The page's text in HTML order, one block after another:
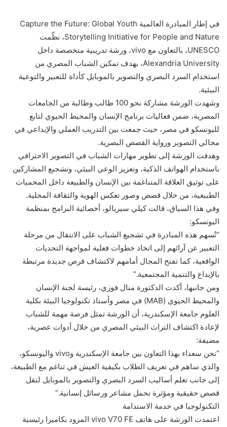
في إطار المبادرة العالمية Capture the Future: Global Youth
Storytelling Initiative for People and Nature، نظّمت
UNESCO، بالتعاون مع vivo، ورشة تدريبية متخصصة داخل
Alexandria University، بهدف تمكين الشباب المصري من
استخدام السرد البصري والتصوير بالموبايل كأداة للتعبير والتوعية
البيئية.
وشهدت الورشة مشاركة نحو 100 طالب وطالبة من الجامعات
المصرية، ضمن فعاليات برنامج الإنسان والمحيط الحيوي لتابع
لليونسكو في مصر، حيث جمعت بين التدريب العملي والإبداعي في
مجالي التصوير ورواية القصص البصرية.
وهدفت الورشة إلى تطوير مهارات الشباب في التصوير الاحترافي
باستخدام الهواتف الذكية، وتعزيز الوعي البيئي، وتشجيع المشاركين
على توثيق العلاقة المتناغمة بين الإنسان والطبيعة داخل المحميات
الطبيعية، من خلال قصص وصور تعكس الهوية والثقافة المحلية.
وفي هذا السياق، قالت كيلي سيريالو، أخصائية البرامج بمنظمة
اليونسكو:
“تُسهم هذه المبادرة في تشجيع الشباب على الانتقال من مرحلة
التعبير عن آرائهم إلى اتخاذ خطوات فعلية لمواجهة التحديات
الواقعية، كما تفتح المجال أمامهم لاكتشاف فرص جديدة مرتبطة
بالإبداع والتنمية المجتمعية.”
ومن جانبها، أكدت الدكتورة منال فوزي، رئيسة لجنة الإنسان
والمحيط الحيوي (MAB) في مصر وأستاذ تكنولوجيا البيئة بكلية
العلوم جامعة الإسكندرية، أن الورشة تمثل فرصة مهمة للشباب
لإعادة اكتشاف التراث البيئي المصري من خلال أدوات عصرية،
مضيفة:
“نحن سعداء بهذا التعاون بين جامعة الإسكندرية وvivo واليونسكو،
والذي ساهم في تعريف الطلاب بكيفية العيش في تناغم مع الطبيعة،
إلى جانب تعلم أساليب السرد البصري والتصوير بالموبايل لنقل
قصص حقيقية ومؤثرة تحمل مشاعر ورسائل إنسانية.”
التكنولوجيا في خدمة الاستدامة
اعتمدت الورشة على هاتف vivo V70 FE المزود بكاميرا رئيسية